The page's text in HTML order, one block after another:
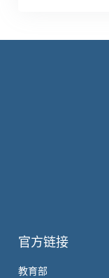
官方链接
教育部